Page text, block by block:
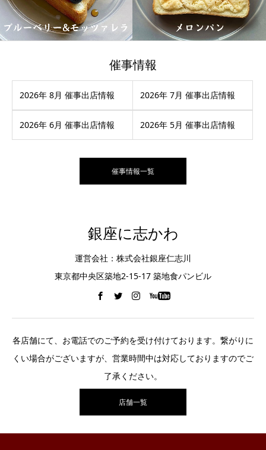
催事情報
2026年 8月 催事出店情報 2026年 7月 催事出店情報
2026年 6月 催事出店情報 2026年 5月 催事出店情報
催事情報一覧
銀座に志かわ
運営会社：株式会社銀座仁志川
東京都中央区築地2-15-17 築地食パンビル
各店舗にて、お電話でのご予約を受け付けております。繋がりに
くい場合がございますが、営業時間中は対応しておりますのでご
了承ください。
店舗一覧